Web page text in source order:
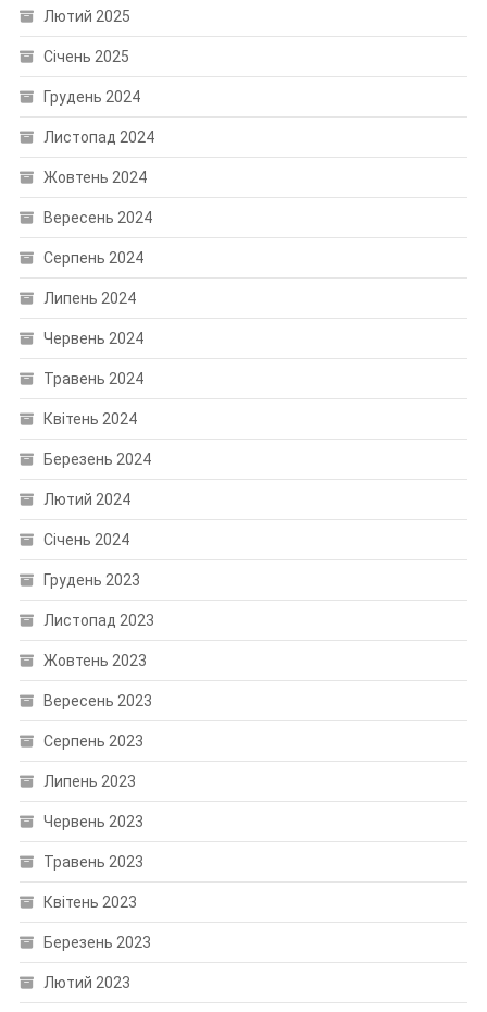
Лютий 2025
Січень 2025
Грудень 2024
Листопад 2024
Жовтень 2024
Вересень 2024
Серпень 2024
Липень 2024
Червень 2024
Травень 2024
Квітень 2024
Березень 2024
Лютий 2024
Січень 2024
Грудень 2023
Листопад 2023
Жовтень 2023
Вересень 2023
Серпень 2023
Липень 2023
Червень 2023
Травень 2023
Квітень 2023
Березень 2023
Лютий 2023